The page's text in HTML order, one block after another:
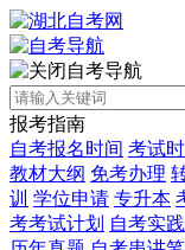
自考导航
报考指南
自考报名时间 考试
教材大纲 免考办理
训 学位申请 专升本
考考试计划 自考实